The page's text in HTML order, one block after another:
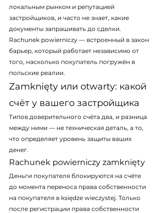
локальным рынком и репутацией
застройщиков, и часто не знает, какие
документы запрашивать до сделки.
Rachunek powierniczy — встроенный в закон
барьер, который работает независимо от
того, насколько покупатель погружён в
польские реалии.
Zamknięty или otwarty: какой
счёт у вашего застройщика
Типов доверительного счёта два, и разница
между ними — не техническая деталь, а то,
что определяет уровень защиты ваших
денег.
Rachunek powierniczy zamknięty
Деньги покупателя блокируются на счёте
до момента переноса права собственности
на покупателя в księdze wieczystej. Только
после регистрации права собственности